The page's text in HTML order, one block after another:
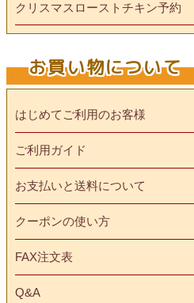
クリスマスローストチキン予約
お買い物について
はじめてご利用のお客様
ご利用ガイド
お支払いと送料について
クーポンの使い方
FAX注文表
Q&A